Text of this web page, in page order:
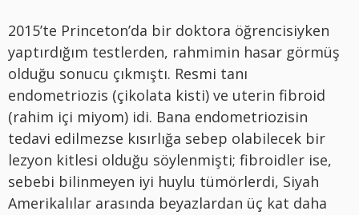
2015’te Princeton’da bir doktora öğrencisiyken
yaptırdığım testlerden, rahmimin hasar görmüş
olduğu sonucu çıkmıştı. Resmi tanı
endometriozis (çikolata kisti) ve uterin fibroid
(rahim içi miyom) idi. Bana endometriozisin
tedavi edilmezse kısırlığa sebep olabilecek bir
lezyon kitlesi olduğu söylenmişti; fibroidler ise,
sebebi bilinmeyen iyi huylu tümörlerdi, Siyah
Amerikalılar arasında beyazlardan üç kat daha